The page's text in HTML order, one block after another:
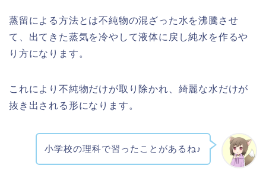
蒸留による方法とは不純物の混ざった水を沸騰させ
て、出てきた蒸気を冷やして液体に戻し純水を作るや
り方になります。
これにより不純物だけが取り除かれ、綺麗な水だけが
抜き出される形になります。
小学校の理科で習ったことがあるね♪